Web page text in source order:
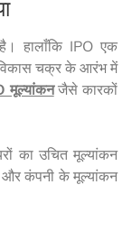
हालाँकि IPO एक
चक्र के आरंभ में
मूल्यांकन जैसे कारकों
का उचित मूल्यांकन
और कंपनी के मूल्यांकन